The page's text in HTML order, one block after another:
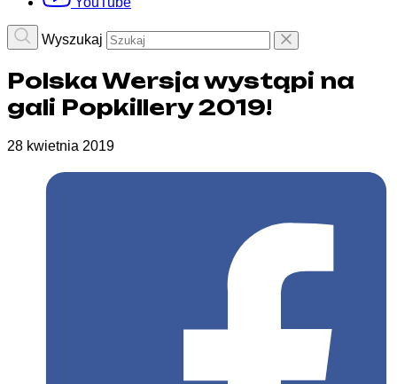
Wyszukaj
Polska Wersja wystąpi na
gali Popkillery 2019!
28 kwietnia 2019